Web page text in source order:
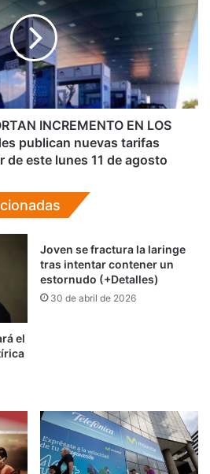
INCREMENTO EN LOS
publican nuevas tarifas
de este lunes 11 de agosto
el
Joven se fractura la laringe
tras intentar contener un
estornudo (+Detalles)
30 de abril de 2026